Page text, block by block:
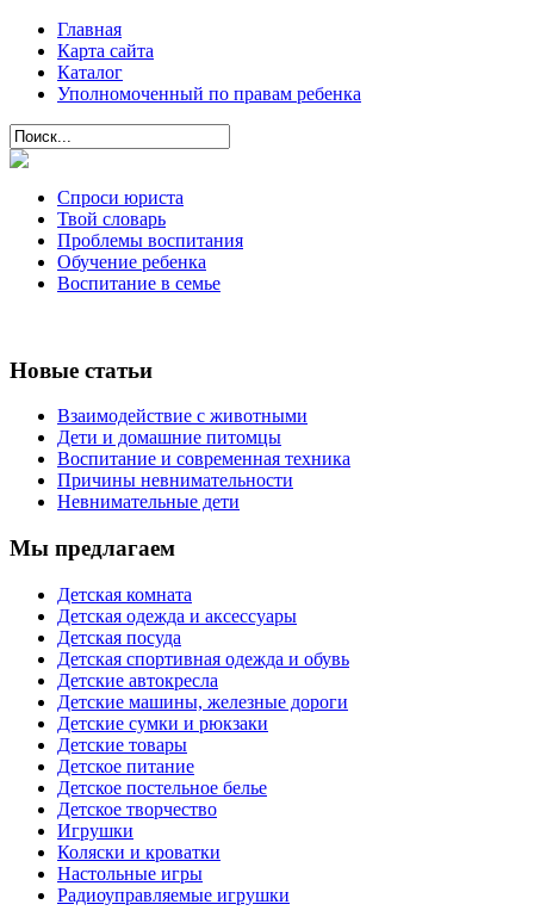
Главная
Карта сайта
Каталог
Уполномоченный по правам ребенка
Спроси юриста
Твой словарь
Проблемы воспитания
Обучение ребенка
Воспитание в семье
Новые статьи
Взаимодействие с животными
Дети и домашние питомцы
Воспитание и современная техника
Причины невнимательности
Невнимательные дети
Мы предлагаем
Детская комната
Детская одежда и аксессуары
Детская посуда
Детская спортивная одежда и обувь
Детские автокресла
Детские машины, железные дороги
Детские сумки и рюкзаки
Детские товары
Детское питание
Детское постельное белье
Детское творчество
Игрушки
Коляски и кроватки
Настольные игры
Радиоуправляемые игрушки